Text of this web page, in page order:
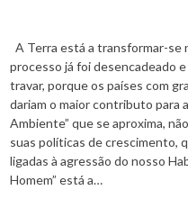
A Terra está a transformar-se
processo já foi desencadeado
travar, porque os países com
dariam o maior contributo para
Ambiente” que se aproxima,
suas políticas de crescimento,
ligadas à agressão do nosso
Homem” está a…